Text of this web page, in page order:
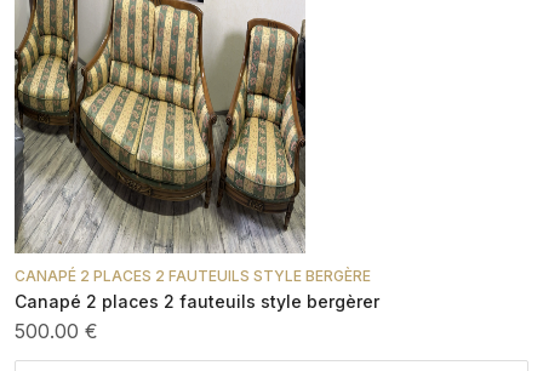
CANAPÉ 2 PLACES 2 FAUTEUILS STYLE BERGÈRE
Canapé 2 places 2 fauteuils style bergèrer
500.00 €